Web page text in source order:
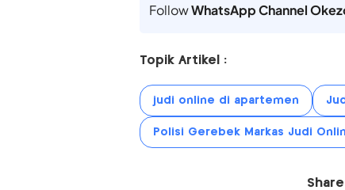
FollowWhatsApp Channel
Topik Artikel :
judi online di apartemen
Polisi Gerebek Markas Judi
Share